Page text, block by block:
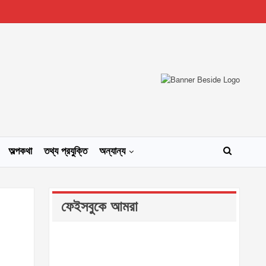
অল্পকথা তথ্য প্রযুক্তি অন্যান্য
ফেইসবুকে আমরা